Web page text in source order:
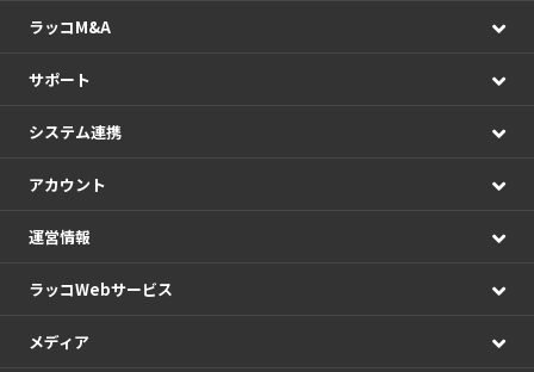
ラッコM&A
サポート
システム連携
アカウント
運営情報
ラッコWebサービス
メディア